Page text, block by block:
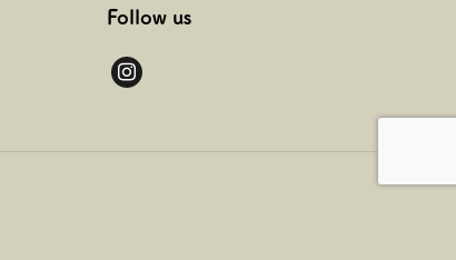
Follow us
instagram